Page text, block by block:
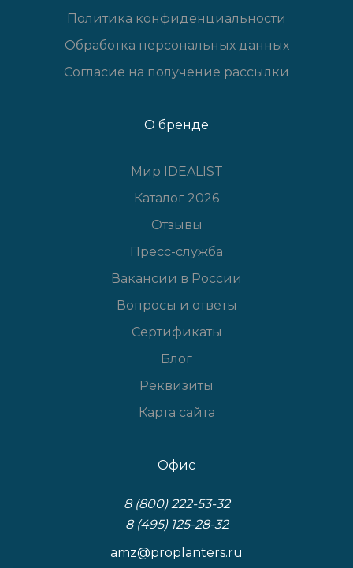
Политика конфиденциальности
Обработка персональных данных
Согласие на получение рассылки
О бренде
Мир IDEALIST
Каталог 2026
Отзывы
Пресс-служба
Вакансии в России
Вопросы и ответы
Сертификаты
Блог
Реквизиты
Карта сайта
Офис
8 (800) 222-53-32
8 (495) 125-28-32
amz@proplanters.ru